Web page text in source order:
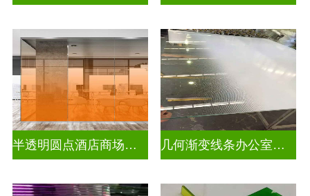
半透明圆点酒店商场彩色渐变玻璃 几何渐变线条办公室渐变玻璃